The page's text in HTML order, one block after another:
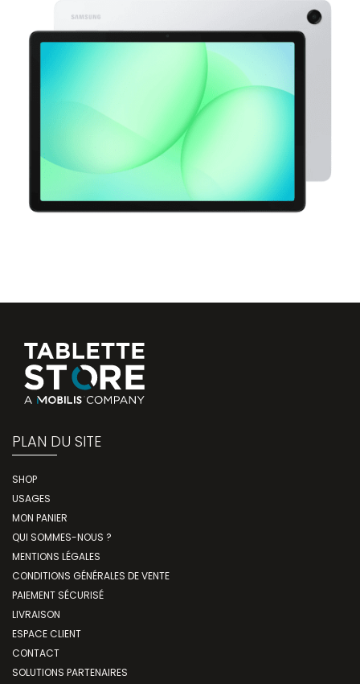
PLAN DU SITE
SHOP
USAGES
MON PANIER
QUI SOMMES-NOUS ?
MENTIONS LÉGALES
CONDITIONS GÉNÉRALES DE VENTE
PAIEMENT SÉCURISÉ
LIVRAISON
ESPACE CLIENT
CONTACT
SOLUTIONS PARTENAIRES